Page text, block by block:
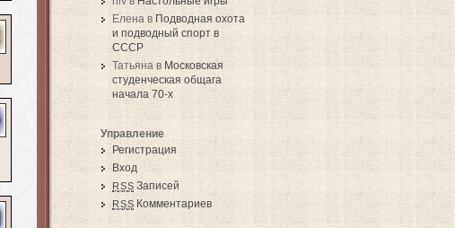
Елена в Подводная охота
и подводный спорт в
СССР
Татьяна в Московская
студенческая общага
начала 70-х
Управление
Регистрация
Вход
RSS Записей
RSS Комментариев